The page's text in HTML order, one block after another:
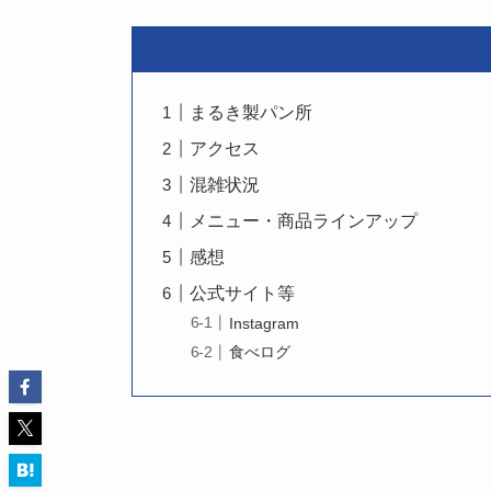
まるき製パン所
アクセス
混雑状況
メニュー・商品ラインアップ
感想
公式サイト等
Instagram
食べログ